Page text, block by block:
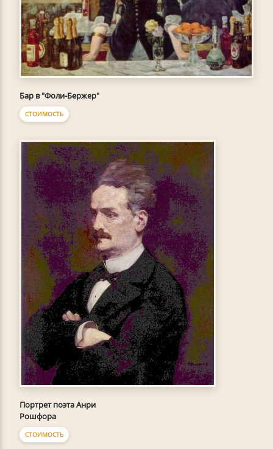
Бар в "Фоли-Бержер"
СТОИМОСТЬ
Портрет поэта Анри
Рошфора
СТОИМОСТЬ